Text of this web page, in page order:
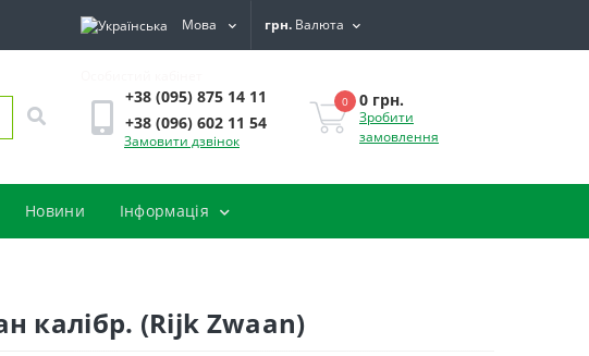
Мова грн. Валюта
+38 (095) 875 14 11
+38 (096) 602 11 54
Замовити дзвінок
0 0 грн.
Зробити
замовлення
Новини Інформація
калібр. (Rijk Zwaan)